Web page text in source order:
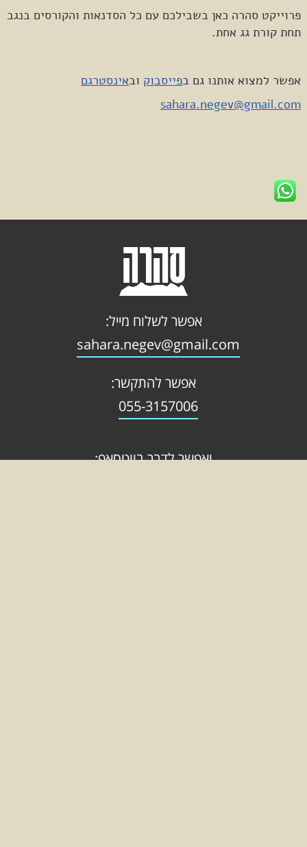
פרוייקט סהרה כאן בשבילכם עם כל הסדנאות והקורסים בנגב
תחת קורת גג אחת.
אפשר למצוא אותנו גם בפייסבוק ובאינסטרגם
sahara.negev@gmail.com
אפשר לשלוח מייל:
sahara.negev@gmail.com
אפשר להתקשר:
055-3157006
ואפשר לדבר בווטסאפ: